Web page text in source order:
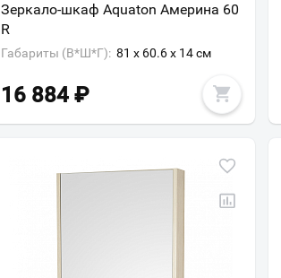
Зеркало-шкаф Aquaton Америна 60
R
Габариты (В*Ш*Г): 81 x 60.6 x 14 см
16 884 ₽